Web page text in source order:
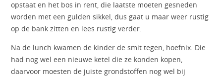
opstaat en het bos in rent, die laatste moeten gesneden
worden met een gulden sikkel, dus gaat u maar weer rustig
op de bank zitten en lees rustig verder.
Na de lunch kwamen de kinder de smit tegen, hoefnix. Die
had nog wel een nieuwe ketel die ze konden kopen,
daarvoor moesten de juiste grondstoffen nog wel bij